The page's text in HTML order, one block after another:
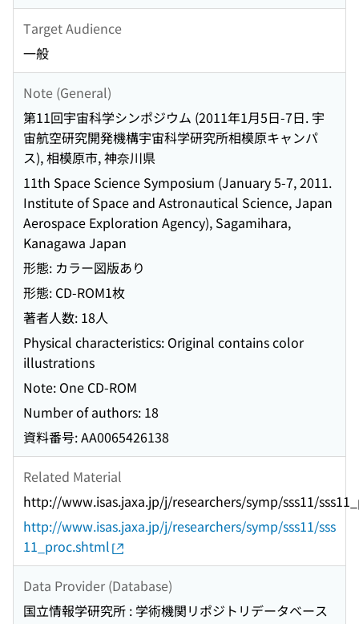
Target Audience
一般
Note (General)
第11回宇宙科学シンポジウム (2011年1月5日-7日. 宇
宙航空研究開発機構宇宙科学研究所相模原キャンパ
ス), 相模原市, 神奈川県
11th Space Science Symposium (January 5-7, 2011.
Institute of Space and Astronautical Science, Japan
Aerospace Exploration Agency), Sagamihara,
Kanagawa Japan
形態: カラー図版あり
形態: CD-ROM1枚
著者人数: 18人
Physical characteristics: Original contains color
illustrations
Note: One CD-ROM
Number of authors: 18
資料番号: AA0065426138
Related Material
http://www.isas.jaxa.jp/j/researchers/symp/sss11/
http://www.isas.jaxa.jp/j/researchers/symp/sss11/sss
11_proc.shtml
Data Provider (Database)
国立情報学研究所 : 学術機関リポジトリデータベース